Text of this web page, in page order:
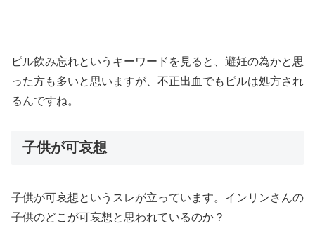
ピル飲み忘れというキーワードを見ると、避妊の為かと思
った方も多いと思いますが、不正出血でもピルは処方され
るんですね。
子供が可哀想
子供が可哀想というスレが立っています。インリンさんの
子供のどこが可哀想と思われているのか？